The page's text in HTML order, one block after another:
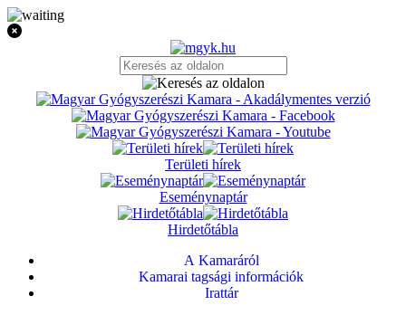
Területi hírek
Eseménynaptár
Hirdetőtábla
A Kamaráról
Kamarai tagsági információk
Irattár